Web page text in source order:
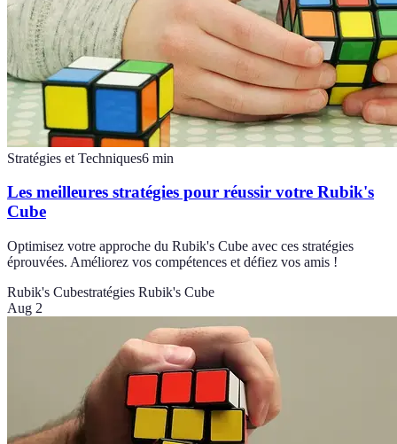
Stratégies et Techniques6 min
Les meilleures stratégies pour réussir votre Rubik's
Cube
Optimisez votre approche du Rubik's Cube avec ces stratégies
éprouvées. Améliorez vos compétences et défiez vos amis !
Rubik's Cubestratégies Rubik's Cube
Aug 2